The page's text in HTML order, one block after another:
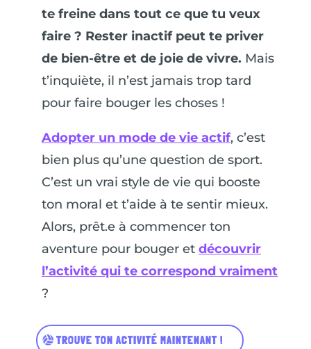
te freine dans tout ce que tu veux
faire ? Rester inactif peut te priver
de bien-être et de joie de vivre. Mais
t’inquiète, il n’est jamais trop tard
pour faire bouger les choses !
Adopter un mode de vie actif, c’est
bien plus qu’une question de sport.
C’est un vrai style de vie qui booste
ton moral et t’aide à te sentir mieux.
Alors, prêt.e à commencer ton
aventure pour bouger et découvrir
l’activité qui te correspond vraiment
?
TROUVE TON ACTIVITÉ MAINTENANT !